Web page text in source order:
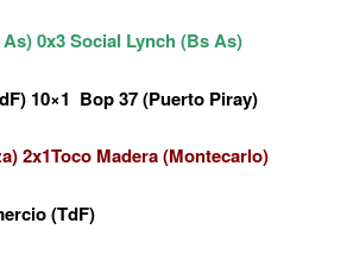
0x3 Social Lynch (Bs As)
10×1 Bop 37 (Puerto Piray)
2x1Toco Madera (Montecarlo)
(TdF)